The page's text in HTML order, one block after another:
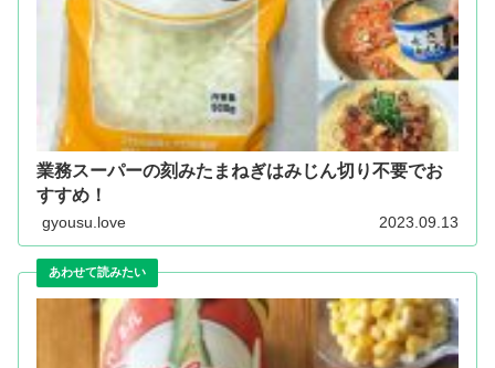
業務スーパーの刻みたまねぎはみじん切り不要でお
すすめ！
gyousu.love 2023.09.13